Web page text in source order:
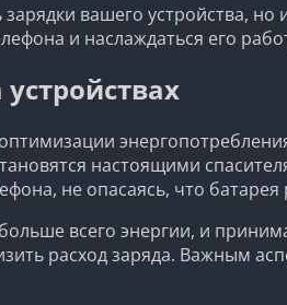
вашего устройства, но
и наслаждаться его
энергопотребления
настоящими
не опасаясь, что
всего энергии, и
расход заряда. Важным